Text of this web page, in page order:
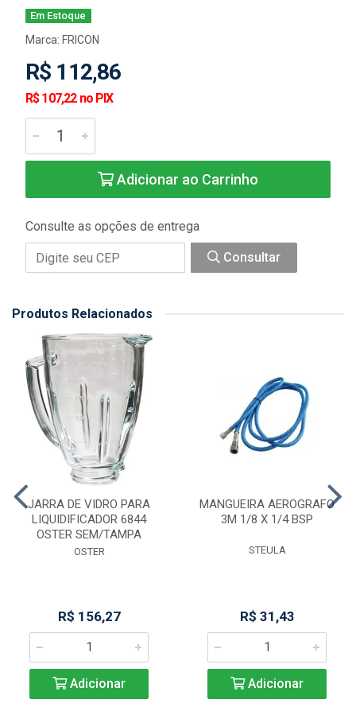
Em Estoque
Marca: FRICON
R$ 112,86
R$ 107,22 no PIX
Adicionar ao Carrinho
Consulte as opções de entrega
Consultar
Produtos Relacionados
JARRA DE VIDRO PARA
LIQUIDIFICADOR 6844
OSTER SEM/TAMPA
OSTER
R$ 156,27
Adicionar
MANGUEIRA AEROGRAFO
3M 1/8 X 1/4 BSP
STEULA
R$ 31,43
Adicionar